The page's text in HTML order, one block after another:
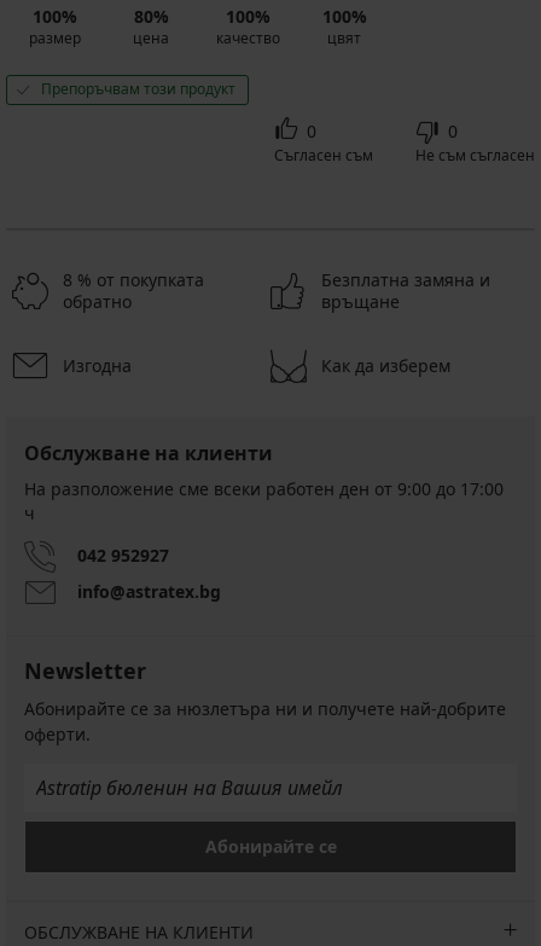
100%
размер
80%
цена
100%
качество
100%
цвят
Препоръчвам този продукт
0
Съгласен съм
0
Не съм съгласен
8 % от покупката
обратно
Безплатна замяна и
връщане
Изгодна Как да изберем
Обслужване на клиенти
На разположение сме всеки работен ден от 9:00 до 17:00
ч
042 952927
info@astratex.bg
Newsletter
Абонирайте се за нюзлетъра ни и получете най-добрите
оферти.
Абонирайте се
ОБСЛУЖВАНЕ НА КЛИЕНТИ